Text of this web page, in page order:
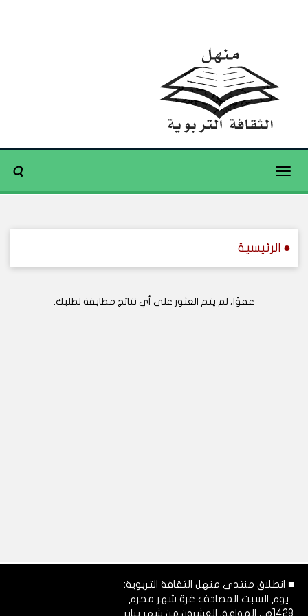
Toggle
● الرئيسية
عفوًا، لم يتم العثور على أي نتائج مطابقة لطلبك.
■ انطلاق منتدى منهل الثقافة التربوية:
يوم السبت المصادف غرة شهر محرم
1428هـ، الموافق العشرون من شهر يناير